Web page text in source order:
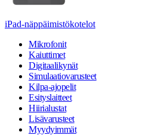
iPad-näppäimistökotelot
Mikrofonit
Kaiuttimet
Digitaalikynät
Simulaatiovarusteet
Kilpa-ajopelit
Esityslaitteet
Hiirialustat
Lisävarusteet
Myydyimmät